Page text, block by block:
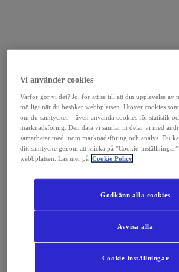
Vi använder cookies
Varför gör vi det? Jo, för att se till att din upplevelse av
möjligt när du besöker webbplatsen. Utöver cookies
om du samtycker – även använda cookies för statistik
marknadsföring. Den data vi samlar in delar vi med
samarbetar med inom marknadsföring och analys. Du
ditt samtycke genom att klicka på ”Cookie-inställningar”
webbplatsen. Läs mer på Cookie Policy
Cookie-inställningar
Avvisa alla
Godkänn alla cookies